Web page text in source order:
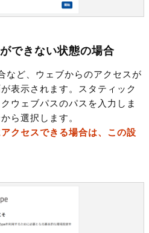
できない状態の場合
など、ウェブからのアクセスが
表示されます。スタティック
ウェブパスのパスを入力しま
ら選択します。
クセスできる場合は、この設